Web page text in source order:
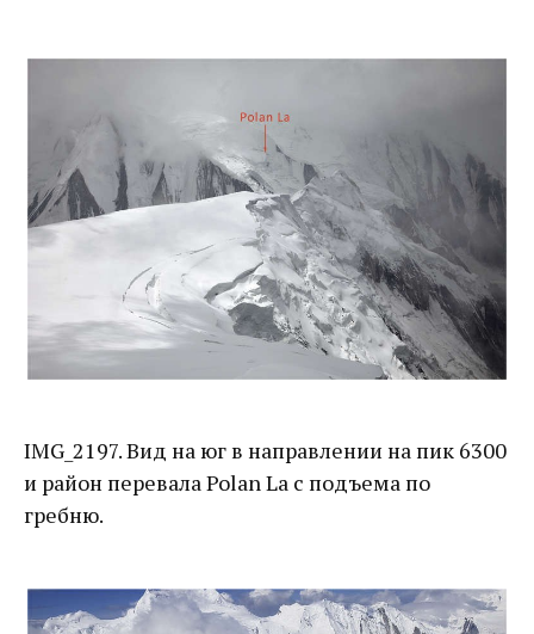
IMG_2197. Вид на юг в направлении на пик 6300
и район перевала Polan La с подъема по
гребню.